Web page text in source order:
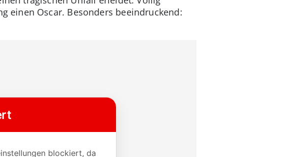
einen Oscar. Besonders beeindruckend: